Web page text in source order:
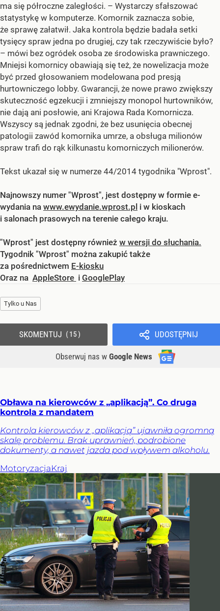
ma się półroczne zaległości. – Wystarczy sfałszować
statystykę w komputerze. Komornik zaznacza sobie,
że sprawę załatwił. Jaka kontrola będzie badała setki
tysięcy spraw jedna po drugiej, czy tak rzeczywiście było?
– mówi bez ogródek osoba ze środowiska prawniczego.
Mniejsi komornicy obawiają się też, że nowelizacja może
być przed głosowaniem modelowana pod presją
hurtowniczego lobby. Gwarancji, że nowe prawo zwiększy
skuteczność egzekucji i zmniejszy monopol hurtowników,
nie dają ani posłowie, ani Krajowa Rada Komornicza.
Wszyscy są jednak zgodni, że bez usunięcia obecnej
patologii zawód komornika umrze, a obsługa milionów
spraw trafi do rąk kilkunastu komorniczych milionerów.
Tekst ukazał się w numerze 44/2014 tygodnika "Wprost".
Najnowszy numer "Wprost", jest dostępny w formie e-
wydania na www.ewydanie.wprost.pl i w kioskach
i salonach prasowych na terenie całego kraju.
"Wprost" jest dostępny również w wersji do słuchania.
Tygodnik "Wprost" można zakupić także
za pośrednictwem E-kiosku
Oraz na AppleStore i GooglePlay
Tylko u Nas
UDOSTĘPNIJ
Obserwuj nas w Google News
SKOMENTUJ 15
Obława na kierowców z „aplikacją”. Co druga
kontrola z mandatem
Kontrola kierowców z „aplikacją” ujawniła ogromną
skalę problemu. Brak uprawnień, podrobione
dokumenty, a nawet jazda pod wpływem alkoholu.
MotoryzacjaKraj